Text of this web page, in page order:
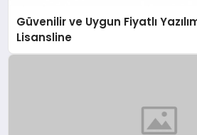
Güvenilir ve Uygun Fiyatlı
Lisansline